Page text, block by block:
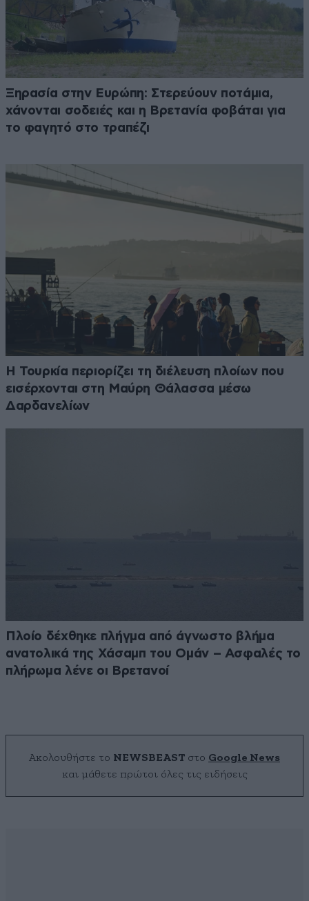
Ξηρασία στην Ευρώπη: Στερεύουν ποτάμια,
χάνονται σοδειές και η Βρετανία φοβάται για
το φαγητό στο τραπέζι
Η Τουρκία περιορίζει τη διέλευση πλοίων που
εισέρχονται στη Μαύρη Θάλασσα μέσω
Δαρδανελίων
Πλοίο δέχθηκε πλήγμα από άγνωστο βλήμα
ανατολικά της Χάσαμπ του Ομάν – Ασφαλές το
πλήρωμα λένε οι Βρετανοί
Ακολουθήστε το NEWSBEAST στο Google News
και μάθετε πρώτοι όλες τις ειδήσεις